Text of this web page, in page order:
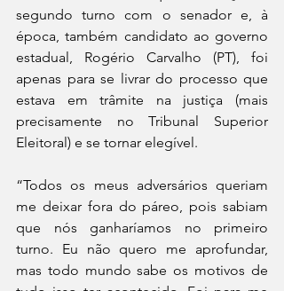
segundo turno com o senador e, à
época, também candidato ao governo
estadual, Rogério Carvalho (PT), foi
apenas para se livrar do processo que
estava em trâmite na justiça (mais
precisamente no Tribunal Superior
Eleitoral) e se tornar elegível.
“Todos os meus adversários queriam
me deixar fora do páreo, pois sabiam
que nós ganharíamos no primeiro
turno. Eu não quero me aprofundar,
mas todo mundo sabe os motivos de